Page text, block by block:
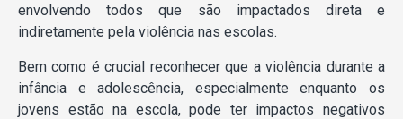
envolvendo todos que são impactados direta e
indiretamente pela violência nas escolas.
Bem como é crucial reconhecer que a violência durante a
infância e adolescência, especialmente enquanto os
jovens estão na escola, pode ter impactos negativos